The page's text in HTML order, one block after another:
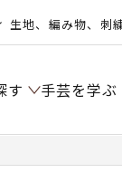
生地、編み物、刺
す 手芸を学ぶ